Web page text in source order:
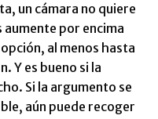
un cámara no quiere
aumente por encima
al menos hasta
Y es bueno si la
Si la argumento se
aún puede recoger